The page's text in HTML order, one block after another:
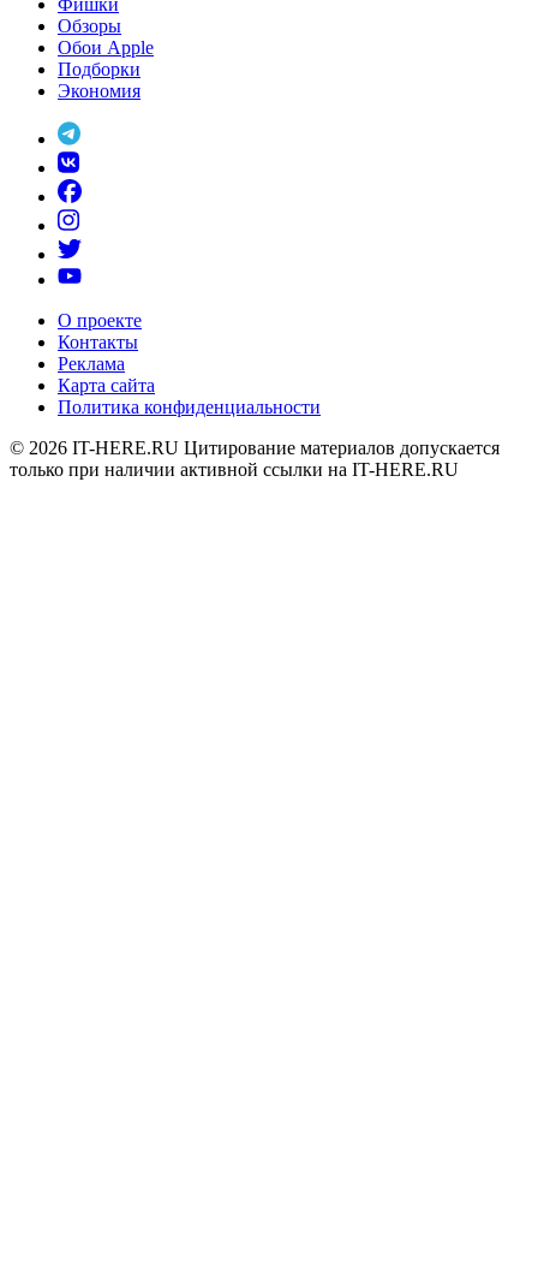
Обзоры
Обои Apple
Подборки
Экономия
О проекте
Контакты
Реклама
Карта сайта
Политика конфиденциальности
© 2026 IT-HERE.RU Цитирование материалов допускается
только при наличии активной ссылки на IT-HERE.RU